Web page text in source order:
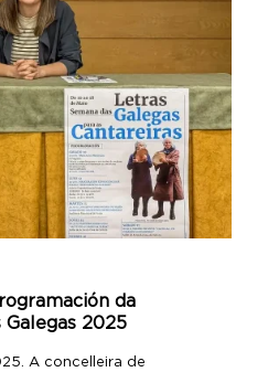
da
Galegas 2025
A concelleira de